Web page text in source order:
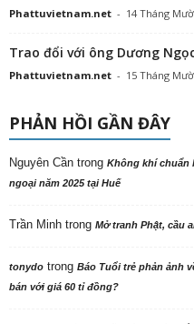
Phattuvietnam.net - 14 Tháng
Trao đổi với ông Dương
Phattuvietnam.net - 15 Tháng
PHẢN HỒI GẦN ĐÂY
Nguyên Cần trong Không khí chuẩn
ngoại năm 2025 tại Huế
Trần Minh trong Mở tranh Phật, cầu
tonydo trong Báo Tuổi trẻ phản ảnh
bán với giá 60 tỉ đồng?